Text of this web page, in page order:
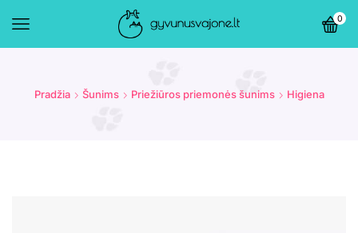
0
Pradžia Šunims Priežiūros priemonės šunims Higiena